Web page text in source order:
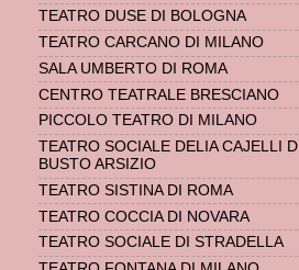
TEATRO DUSE DI BOLOGNA
TEATRO CARCANO DI MILANO
SALA UMBERTO DI ROMA
CENTRO TEATRALE BRESCIANO
PICCOLO TEATRO DI MILANO
TEATRO SOCIALE DELIA CAJELLI DI
BUSTO ARSIZIO
TEATRO SISTINA DI ROMA
TEATRO COCCIA DI NOVARA
TEATRO SOCIALE DI STRADELLA